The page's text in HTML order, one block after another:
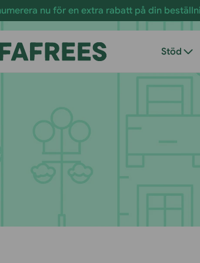
för en extra rabatt på din beställning!Heta
Stöd